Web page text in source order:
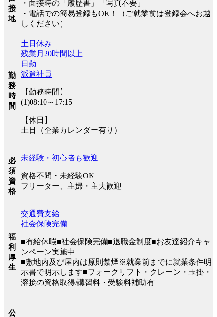
接
地
・面接時の「履歴書」「写真不要」
・電話での簡易登録もOK！（ご就業前は登録会へお越
しください）
勤
務
時
間
土日休み
残業月20時間以上
日勤
派遣社員
【勤務時間】
(1)08:10～17:15
【休日】
土日（企業カレンダー有り）
必
須
資
格
未経験・初心者も歓迎
資格不問・未経験OK
フリーター、主婦・主夫歓迎
福
利
厚
生
交通費支給
社会保険完備
■有給休暇■社会保険完備■退職金制度■お友達紹介キャ
ンペーン実施中
■敷地内及び屋内は原則禁煙※就業前までに就業条件明
示書で明示します■フォークリフト・クレーン・玉掛・
溶接の資格取得/講習料・受験料補助有
公